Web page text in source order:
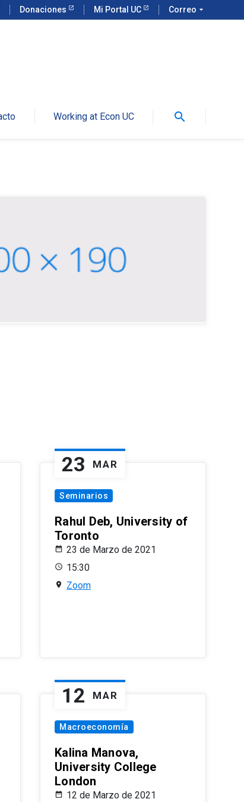
Donaciones Mi Portal UC Correo arrow_drop_down
Working at Econ UC search
23 MAR
Seminarios
Rahul Deb, University of
Toronto
23 de Marzo de 2021
15:30
Zoom
12 MAR
Macroeconomía
Kalina Manova,
University College
London
12 de Marzo de 2021